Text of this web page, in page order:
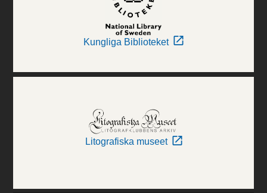
Kungliga Biblioteket
Litografiska museet